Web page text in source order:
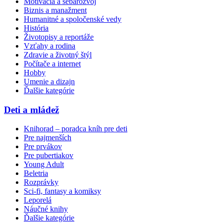
Biznis a manažment
Humanitné a spoločenské vedy
História
Životopisy a reportáže
Vzťahy a rodina
Zdravie a životný štýl
Počítače a internet
Hobby
Umenie a dizajn
Ďalšie kategórie
Deti a mládež
Knihorad – poradca kníh pre deti
Pre najmenších
Pre prvákov
Pre pubertiakov
Young Adult
Beletria
Rozprávky
Sci-fi, fantasy a komiksy
Leporelá
Náučné knihy
Ďalšie kategórie